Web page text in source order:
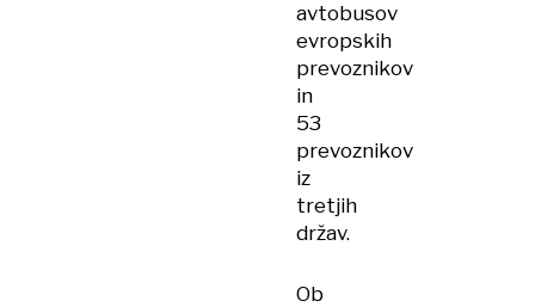
avtobusov
evropskih
prevoznikov
in
53
prevoznikov
iz
tretjih
držav.
Ob